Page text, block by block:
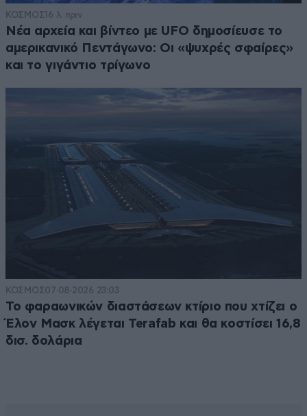
ΚΟΣΜΟΣ16 λ. πριν
Νέα αρχεία και βίντεο με UFO δημοσίευσε το
αμερικανικό Πεντάγωνο: Οι «ψυχρές σφαίρες»
και το γιγάντιο τρίγωνο
ΚΟΣΜΟΣ07·08·2026 23:03
Το φαραωνικών διαστάσεων κτίριο που χτίζει ο
Έλον Μασκ λέγεται Terafab και θα κοστίσει 16,8
δισ. δολάρια